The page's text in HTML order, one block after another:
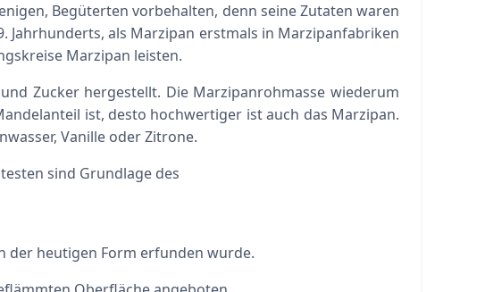
Begüterten vorbehalten, denn seine Zutaten waren
Jahrhunderts, als Marzipan erstmals in Marzipanfabriken
Marzipan leisten.
Zucker hergestellt. Die Marzipanrohmasse wiederum
ist, desto hochwertiger ist auch das Marzipan.
Vanille oder Zitrone.
sind Grundlage des
der heutigen Form erfunden wurde.